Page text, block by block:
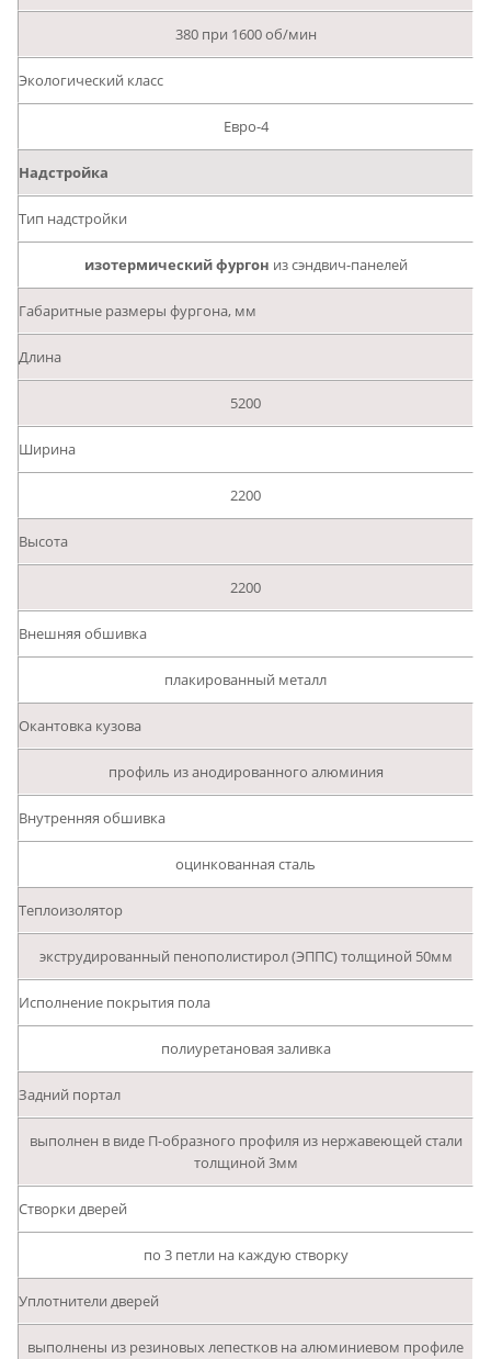
380 при 1600 об/мин
Экологический класс
Евро-4
Надстройка
Тип надстройки
изотермический фургон из сэндвич-панелей
Габаритные размеры фургона, мм
Длина
5200
Ширина
2200
Высота
2200
Внешняя обшивка
плакированный металл
Окантовка кузова
профиль из анодированного алюминия
Внутренняя обшивка
оцинкованная сталь
Теплоизолятор
экструдированный пенополистирол (ЭППС) толщиной 50мм
Исполнение покрытия пола
полиуретановая заливка
Задний портал
выполнен в виде П-образного профиля из нержавеющей стали
толщиной 3мм
Створки дверей
по 3 петли на каждую створку
Уплотнители дверей
выполнены из резиновых лепестков на алюминиевом профиле